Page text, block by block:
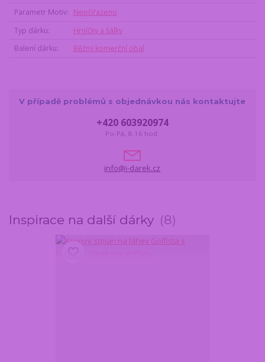
Parametr Motiv
Nepřiřazeno
Typ dárku
Hrníčky a šálky
Balení dárku
Běžný komerční obal
V případě problémů s objednávkou nás kontaktujte
+420 603920974
Po-Pá, 8-16 hod.
info@i-darek.cz
Inspirace na další dárky 8